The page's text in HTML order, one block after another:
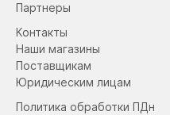
Партнеры
Контакты
Наши магазины
Поставщикам
Юридическим лицам
Политика обработки ПДн